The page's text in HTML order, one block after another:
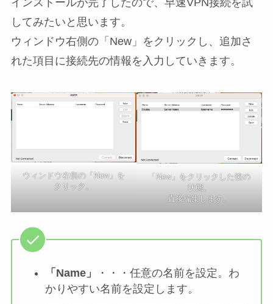
してみたいと思います。
ウィンドウ右側の「New」をクリックし、追加さ
れた項目に接続先の情報を入力していきます。
ウィンドウ右側の「New」を
クリック。
「New」をクリックした後の
状態。
直接編集します。
「Name」
・・・任意の名前を設定。わ
かりやすい名前を設定します。